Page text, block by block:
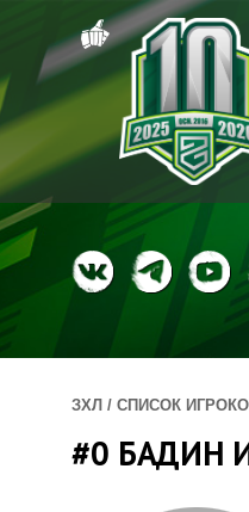
ЗХЛ / СПИСОК
#0 БАДИН